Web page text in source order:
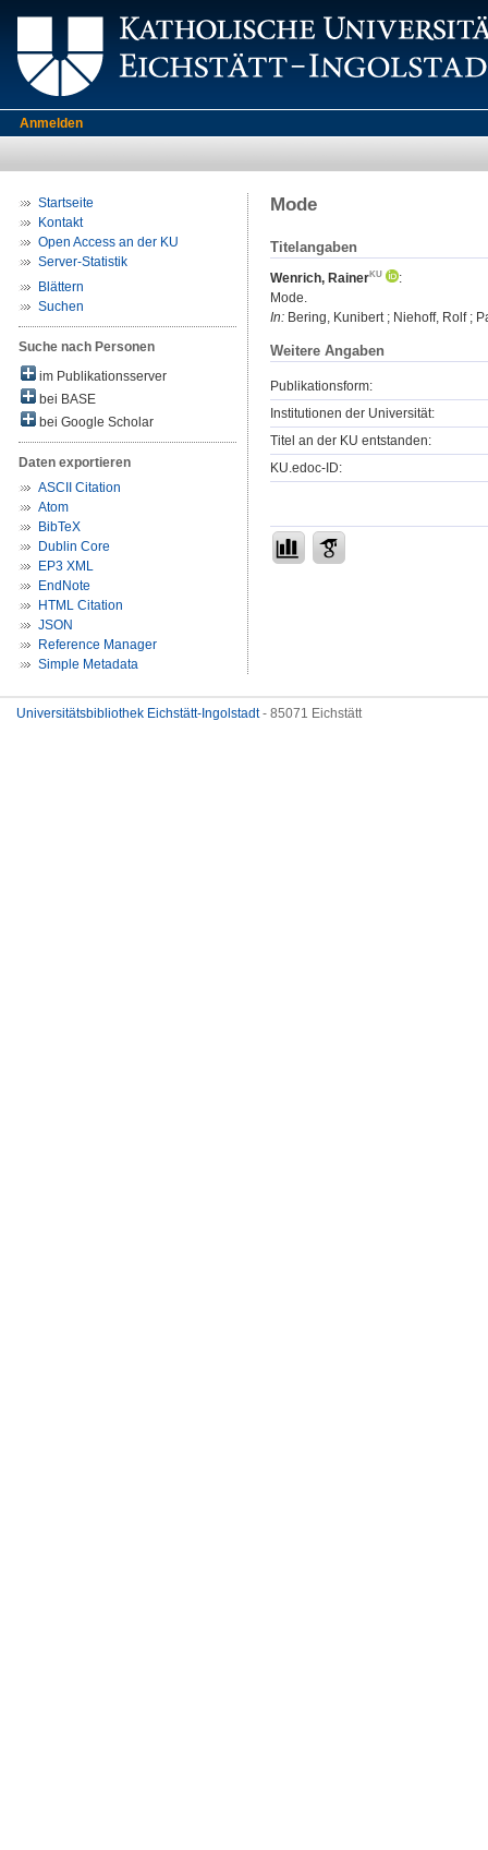
Anmelden
Startseite
Kontakt
Open Access an der KU
Server-Statistik
Blättern
Suchen
Suche nach Personen
im Publikationsserver
bei BASE
bei Google Scholar
Daten exportieren
ASCII Citation
Atom
BibTeX
Dublin Core
EP3 XML
EndNote
HTML Citation
JSON
Reference Manager
Simple Metadata
Mode
Titelangaben
Wenrich, Rainer
:
Mode.
In: Bering, Kunibert ; Niehoff, Rolf ;
Weitere Angaben
Publikationsform:
Institutionen der Universität:
Titel an der KU entstanden:
KU.edoc-ID:
Universitätsbibliothek Eichstätt-Ingolstadt- 85071 Eichstätt